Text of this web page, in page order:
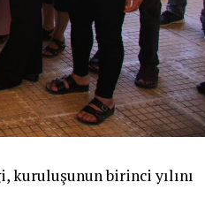
kuruluşunun birinci yılını